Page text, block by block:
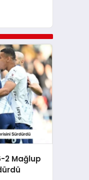
2 Mağlup